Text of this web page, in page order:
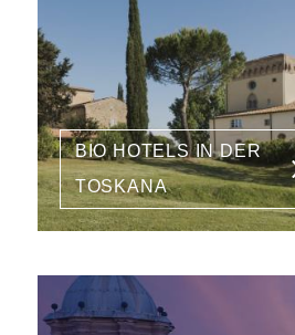
BIO HOTELS IN DER
TOSKANA